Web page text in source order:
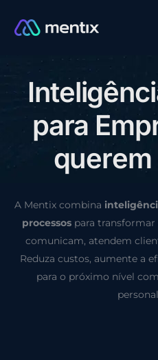
Inteligênci
para Emp
querem
A Mentix combina
processospara transformar
comunicam, atendem
Reduza custos, aumente a
para o próximo nível